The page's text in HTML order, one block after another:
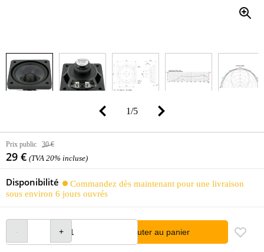
1/5
Prix public 30 €
29 € (TVA 20% incluse)
Disponibilité
Commandez dès maintenant pour une livraison
sous environ 6 jours ouvrés
Ajouter au panier